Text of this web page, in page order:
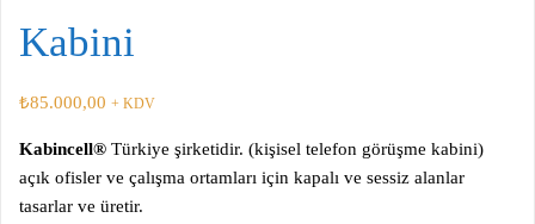
Kabini
₺85.000,00 + KDV
Kabincell® Türkiye şirketidir. (kişisel telefon görüşme kabini)
açık ofisler ve çalışma ortamları için kapalı ve sessiz alanlar
tasarlar ve üretir.